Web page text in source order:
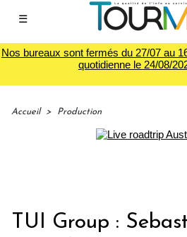
☰
Nos bureaux sont fermés du 27/07 au
quotidienne le 24/08/
Accueil > Production
TUI Group :